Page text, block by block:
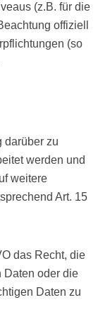
(z.B. für die
offiziell
(so
darüber zu
werden und
weitere
Art. 15
das Recht, die
Daten oder die
Daten zu